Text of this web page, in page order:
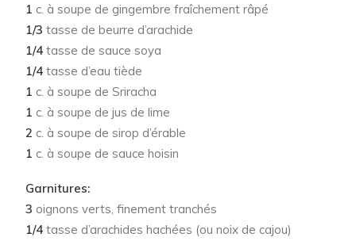
1 c. à soupe de gingembre fraîchement râpé
1/3 tasse de beurre d’arachide
1/4 tasse de sauce soya
1/4 tasse d’eau tiède
1 c. à soupe de Sriracha
1 c. à soupe de jus de lime
2 c. à soupe de sirop d’érable
1 c. à soupe de sauce hoisin
Garnitures:
3 oignons verts, finement tranchés
1/4 tasse d’arachides hachées (ou noix de cajou)